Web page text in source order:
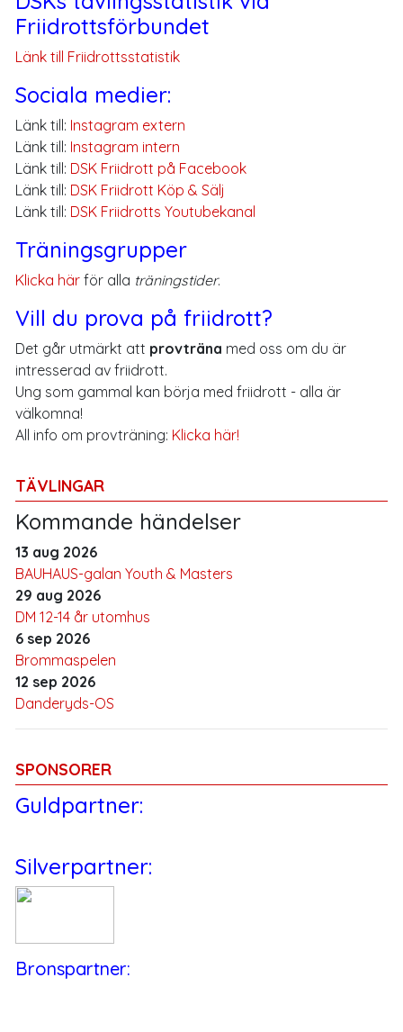
Friidrottsförbundet
Länk till Friidrottsstatistik
Sociala medier:
Länk till: Instagram extern
Länk till: Instagram intern
Länk till: DSK Friidrott på Facebook
Länk till: DSK Friidrott Köp & Sälj
Länk till: DSK Friidrotts Youtubekanal
Träningsgrupper
Klicka här för alla träningstider.
Vill du prova på friidrott?
Det går utmärkt att provträna med oss om du är
intresserad av friidrott.
Ung som gammal kan börja med friidrott - alla är
välkomna!
All info om provträning: Klicka här!
TÄVLINGAR
Kommande händelser
13 aug 2026
BAUHAUS-galan Youth & Masters
29 aug 2026
DM 12-14 år utomhus
6 sep 2026
Brommaspelen
12 sep 2026
Danderyds-OS
SPONSORER
Guldpartner:
Silverpartner:
Bronspartner: